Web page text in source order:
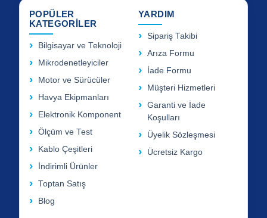
POPÜLER
KATEGORİLER
Bilgisayar ve Teknoloji
Mikrodenetleyiciler
Motor ve Sürücüler
Havya Ekipmanları
Elektronik Komponent
Ölçüm ve Test
Kablo Çeşitleri
İndirimli Ürünler
Toptan Satış
Blog
YARDIM
Sipariş Takibi
Arıza Formu
İade Formu
Müşteri Hizmetleri
Garanti ve İade
Koşulları
Üyelik Sözleşmesi
Ücretsiz Kargo